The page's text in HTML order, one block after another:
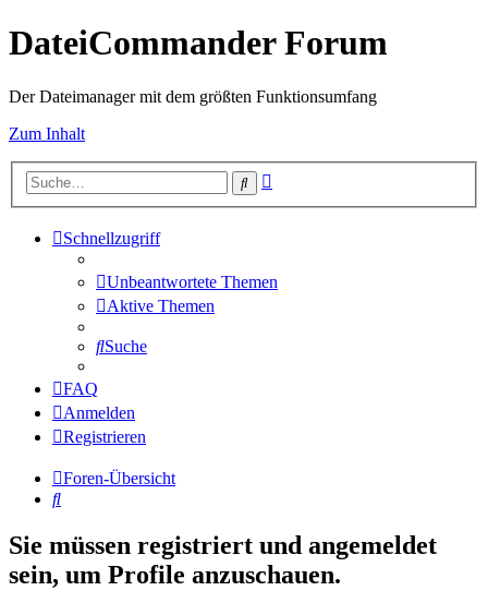
DateiCommander Forum
Der Dateimanager mit dem größten Funktionsumfang
Zum Inhalt
Suche
Schnellzugriff
Unbeantwortete Themen
Aktive Themen
Suche
FAQ
Anmelden
Registrieren
Foren-Übersicht
Suche
Sie müssen registriert und angemeldet
sein, um Profile anzuschauen.